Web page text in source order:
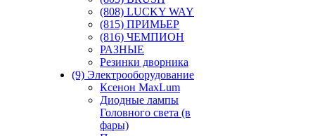
(808) LUCKY WAY
(815) ПРИМЬЕР
(816) ЧЕМПИОН
РАЗНЫЕ
Резинки дворника
(9) Электрооборудование
Ксенон MaxLum
Диодные лампы
Головного света (в
фары)